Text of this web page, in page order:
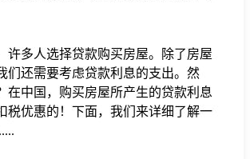
许多人选择贷款购买房屋。除了房屋
们还需要考虑贷款利息的支出。然
在中国，购买房屋所产生的贷款利息
税优惠的！下面，我们来详细了解一